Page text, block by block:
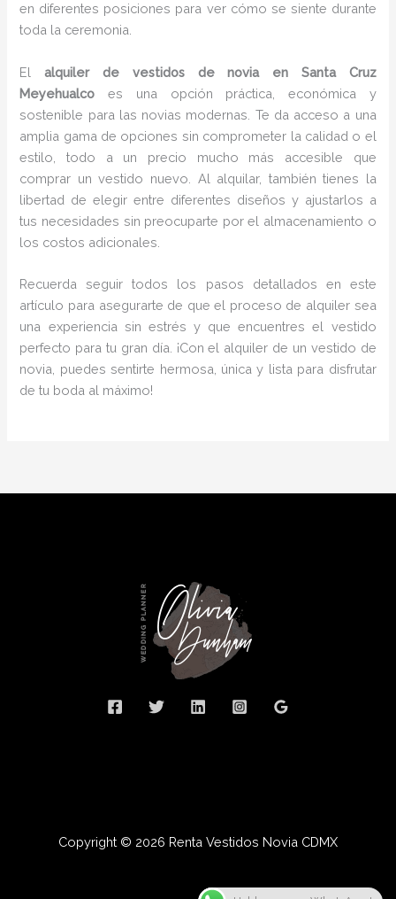
en diferentes posiciones para ver cómo se siente durante
toda la ceremonia.
Elalquiler de vestidos de novia en Santa Cruz
Meyehualco es una opción práctica, económica y
sostenible para las novias modernas. Te da acceso a una
amplia gama de opciones sin comprometer la calidad o el
estilo, todo a un precio mucho más accesible que
comprar un vestido nuevo. Al alquilar, también tienes la
libertad de elegir entre diferentes diseños y ajustarlos a
tus necesidades sin preocuparte por el almacenamiento o
los costos adicionales.
Recuerda seguir todos los pasos detallados en este
artículo para asegurarte de que el proceso de alquiler sea
una experiencia sin estrés y que encuentres el vestido
perfecto para tu gran día. ¡Con el alquiler de un vestido de
novia, puedes sentirte hermosa, única y lista para disfrutar
de tu boda al máximo!
Copyright © 2026 Renta Vestidos Novia CDMX